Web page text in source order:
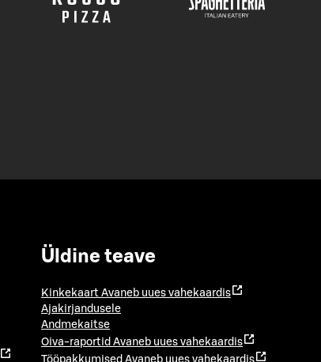
Üldine teave
Kinkekaart Avaneb uues vahekaardis
Ajakirjandusele
Andmekaitse
Oiva-raportid Avaneb uues vahekaardis